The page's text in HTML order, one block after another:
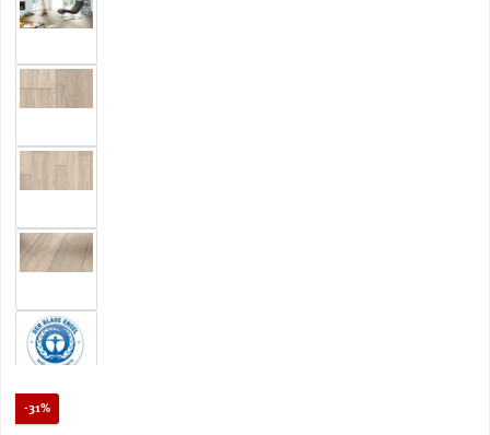
-31%Rabatt